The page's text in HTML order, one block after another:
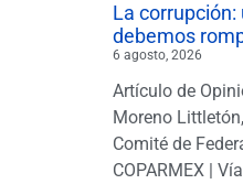
La
debemos
6 agosto, 2026
Artículo de
Moreno
Comité de
COPARMEX |